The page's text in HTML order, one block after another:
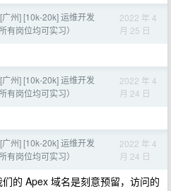
[广州] [10k-20k] 运维开发
有岗位均可实习）
2022 年 4
月 25 日
[广州] [10k-20k] 运维开发
有岗位均可实习）
2022 年 4
月 24 日
[广州] [10k-20k] 运维开发
有岗位均可实习）
2022 年 4
月 24 日
的 Apex 域名是刻意预留，访问的